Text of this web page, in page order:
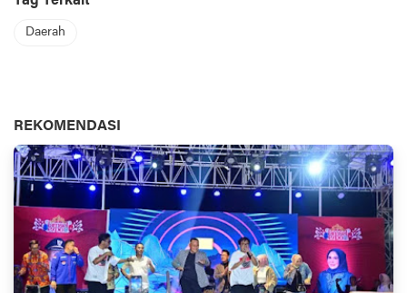
Daerah
REKOMENDASI